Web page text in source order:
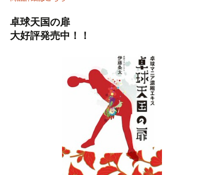
卓球天国の扉
大好評発売中！！